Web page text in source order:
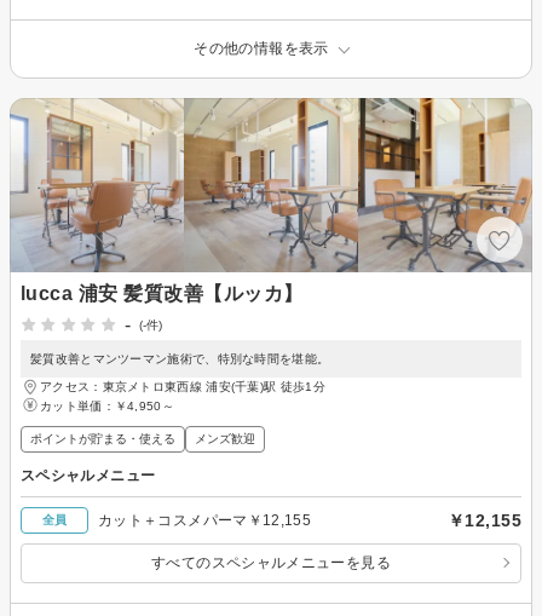
その他の情報を表示
lucca 浦安 髪質改善【ルッカ】
-
(-件)
髪質改善とマンツーマン施術で、特別な時間を堪能。
アクセス：東京メトロ東西線 浦安(千葉)駅 徒歩1分
カット単価： ￥4,950～
ポイントが貯まる・使える メンズ歓迎
スペシャルメニュー
全員 カット＋コスメパーマ￥12,155 ￥12,155
すべてのスペシャルメニューを見る